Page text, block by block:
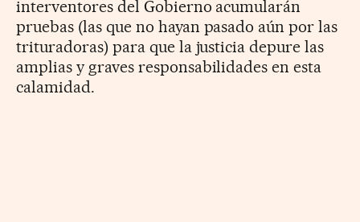
interventores del Gobierno acumularán
pruebas (las que no hayan pasado aún por las
trituradoras) para que la justicia depure las
amplias y graves responsabilidades en esta
calamidad.